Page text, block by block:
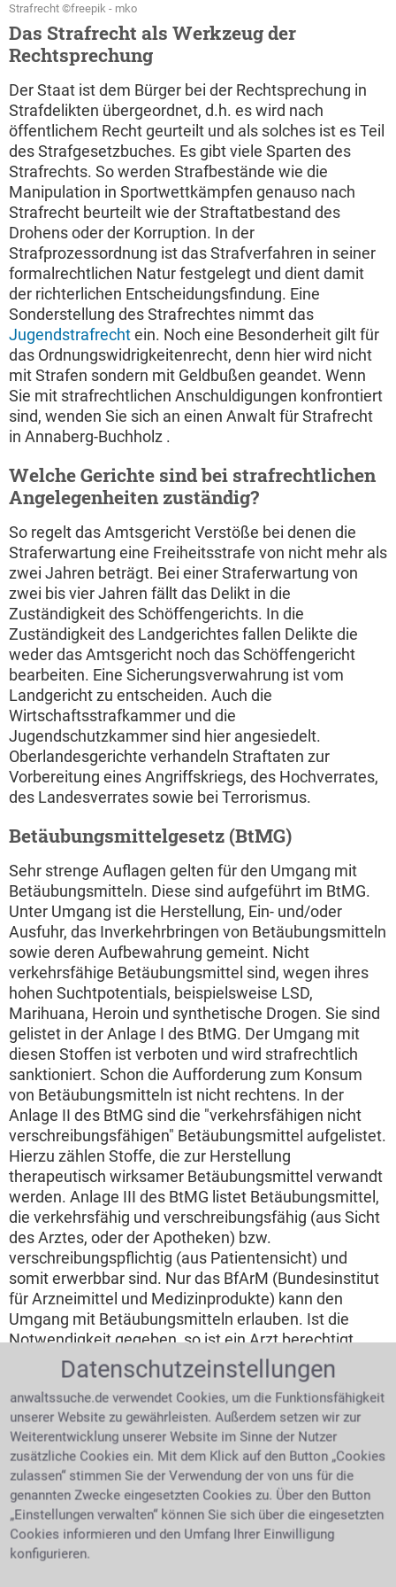
Strafrecht ©freepik - mko
Das Strafrecht als Werkzeug der
Rechtsprechung
Der Staat ist dem Bürger bei der Rechtsprechung in
Strafdelikten übergeordnet, d.h. es wird nach
öffentlichem Recht geurteilt und als solches ist es Teil
des Strafgesetzbuches. Es gibt viele Sparten des
Strafrechts. So werden Strafbestände wie die
Manipulation in Sportwettkämpfen genauso nach
Strafrecht beurteilt wie der Straftatbestand des
Drohens oder der Korruption. In der
Strafprozessordnung ist das Strafverfahren in seiner
formalrechtlichen Natur festgelegt und dient damit
der richterlichen Entscheidungsfindung. Eine
Sonderstellung des Strafrechtes nimmt das
Jugendstrafrechtein. Noch eine Besonderheit gilt für
das Ordnungswidrigkeitenrecht, denn hier wird nicht
mit Strafen sondern mit Geldbußen geandet. Wenn
Sie mit strafrechtlichen Anschuldigungen konfrontiert
sind, wenden Sie sich an einen Anwalt für Strafrecht
in Annaberg-Buchholz .
Welche Gerichte sind bei strafrechtlichen
Angelegenheiten zuständig?
So regelt das Amtsgericht Verstöße bei denen die
Straferwartung eine Freiheitsstrafe von nicht mehr als
zwei Jahren beträgt. Bei einer Straferwartung von
zwei bis vier Jahren fällt das Delikt in die
Zuständigkeit des Schöffengerichts. In die
Zuständigkeit des Landgerichtes fallen Delikte die
weder das Amtsgericht noch das Schöffengericht
bearbeiten. Eine Sicherungsverwahrung ist vom
Landgericht zu entscheiden. Auch die
Wirtschaftsstrafkammer und die
Jugendschutzkammer sind hier angesiedelt.
Oberlandesgerichte verhandeln Straftaten zur
Vorbereitung eines Angriffskriegs, des Hochverrates,
des Landesverrates sowie bei Terrorismus.
Betäubungsmittelgesetz (BtMG)
Sehr strenge Auflagen gelten für den Umgang mit
Betäubungsmitteln. Diese sind aufgeführt im BtMG.
Unter Umgang ist die Herstellung, Ein- und/oder
Ausfuhr, das Inverkehrbringen von Betäubungsmitteln
sowie deren Aufbewahrung gemeint. Nicht
verkehrsfähige Betäubungsmittel sind, wegen ihres
hohen Suchtpotentials, beispielsweise LSD,
Marihuana, Heroin und synthetische Drogen. Sie sind
gelistet in der Anlage I des BtMG. Der Umgang mit
diesen Stoffen ist verboten und wird strafrechtlich
sanktioniert. Schon die Aufforderung zum Konsum
von Betäubungsmitteln ist nicht rechtens. In der
Anlage II des BtMG sind die "verkehrsfähigen nicht
verschreibungsfähigen" Betäubungsmittel aufgelistet.
Hierzu zählen Stoffe, die zur Herstellung
therapeutisch wirksamer Betäubungsmittel verwandt
werden. Anlage III des BtMG listet Betäubungsmittel,
die verkehrsfähig und verschreibungsfähig (aus Sicht
des Arztes, oder der Apotheken) bzw.
verschreibungspflichtig (aus Patientensicht) und
somit erwerbbar sind. Nur das BfArM (Bundesinstitut
für Arzneimittel und Medizinprodukte) kann den
Umgang mit Betäubungsmitteln erlauben. Ist die
Notwendigkeit gegeben, so ist ein Arzt berechtigt
Medikamente der Anlage III des
Betäubungsmittelgesetzes zu verschreiben. Sind Sie
mit verbotenen Substanzen von der Polizei erwischt
worden hilft ein Anwalt für Strafrecht in Annaberg-
Buchholz.
Die Teilnahme am Straßenverkehr unter
dem Einfluss von Betäubungsmitteln
Da Betäubungsmittel
das Bewusstsein und
Datenschutzeinstellungen
anwaltssuche.de verwendet Cookies, um die Funktionsfähigkeit
unserer Website zu gewährleisten. Außerdem setzen wir zur
Weiterentwicklung unserer Website im Sinne der Nutzer
zusätzliche Cookies ein. Mit dem Klick auf den Button „Cookies
zulassen“ stimmen Sie der Verwendung der von uns für die
genannten Zwecke eingesetzten Cookies zu. Über den Button
„Einstellungen verwalten“ können Sie sich über die eingesetzten
Cookies informieren und den Umfang Ihrer Einwilligung
konfigurieren.